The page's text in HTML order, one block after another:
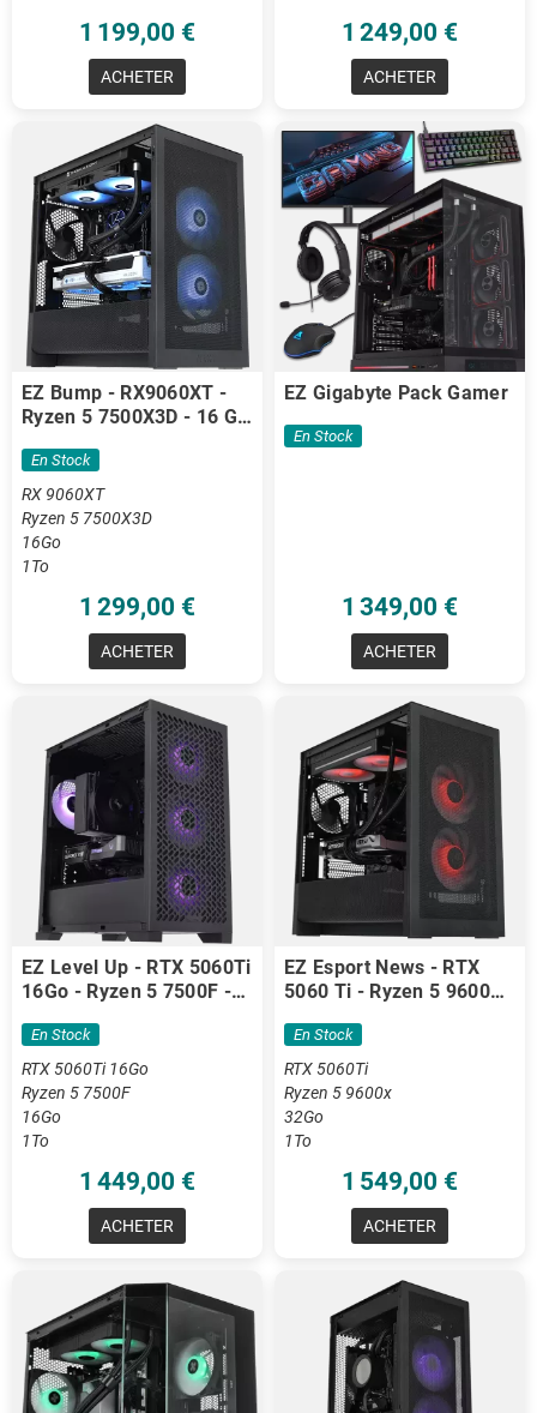
1 199,00 €
ACHETER
1 249,00 €
ACHETER
EZ Bump - RX9060XT -
Ryzen 5 7500X3D - 16 Go
En Stock
RX 9060XT
Ryzen 5 7500X3D
16Go
1To
1 299,00 €
ACHETER
EZ Gigabyte Pack Gamer
En Stock
1 349,00 €
ACHETER
EZ Level Up - RTX 5060Ti
16Go - Ryzen 5 7500F -
En Stock
RTX 5060Ti 16Go
Ryzen 5 7500F
16Go
1To
1 449,00 €
ACHETER
EZ Esport News - RTX
5060 Ti - Ryzen 5 9600X -
En Stock
RTX 5060Ti
Ryzen 5 9600x
32Go
1To
1 549,00 €
ACHETER